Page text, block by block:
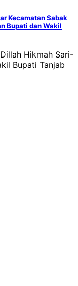
Kecamatan Sabak
Bupati dan Wakil
Hikmah Sari-
Bupati Tanjab